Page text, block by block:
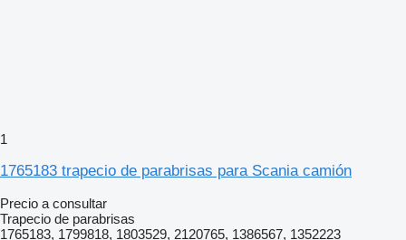
1
1765183 trapecio de parabrisas para Scania camión
Precio a consultar
Trapecio de parabrisas
1765183, 1799818, 1803529, 2120765, 1386567, 1352223